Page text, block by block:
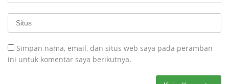
Simpan nama, email, dan situs web saya pada peramban
ini untuk komentar saya berikutnya.